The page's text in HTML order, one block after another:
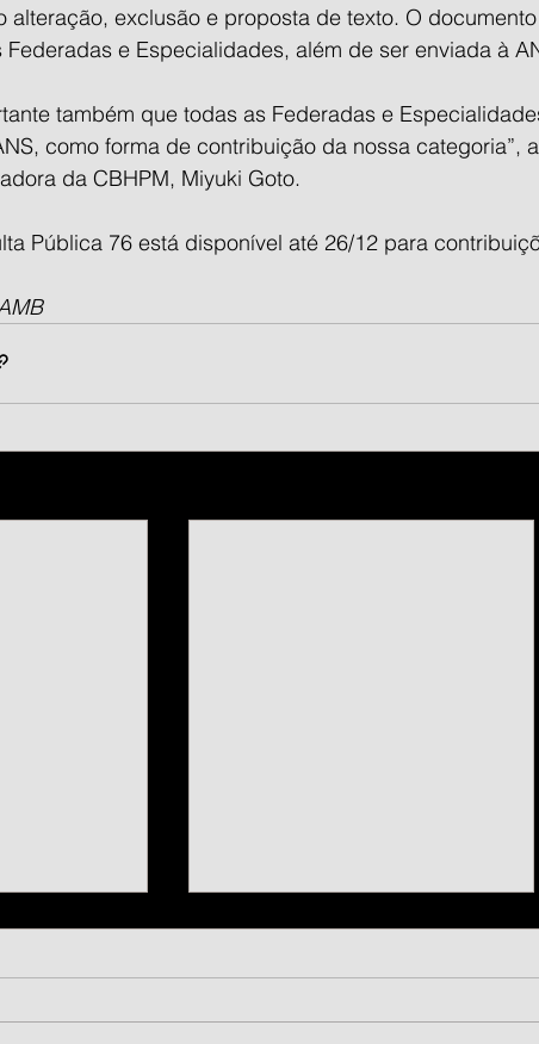
alteração, exclusão e proposta de texto. O
Federadas e Especialidades, além de ser enviada à
também que todas as Federadas e
como forma de contribuição da nossa categoria”,
da CBHPM, Miyuki Goto.
Pública 76 está disponível até 26/12 para